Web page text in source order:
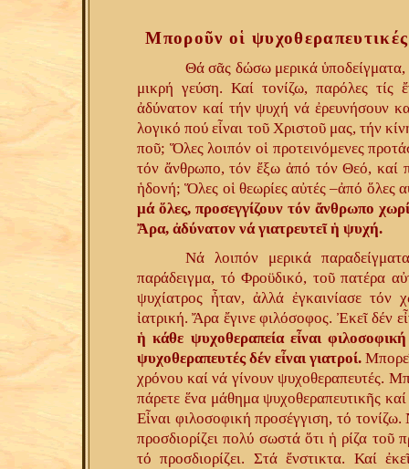
Μποροῦν οἱ
Θά σᾶς δώσω μερικά ὑποδείγματα,
μικρή γεύση. Καί τονίζω, παρόλες τίς
ἀδύνατον καί τήν ψυχή νά ἐρευνήσουν
λογικό πού εἶναι τοῦ Χριστοῦ μας, τήν
ποῦ; Ὅλες λοιπόν οἱ προτεινόμενες
τόν ἄνθρωπο, τόν ἔξω ἀπό τόν Θεό,
ἡδονή; Ὅλες οἱ θεωρίες αὐτές –ἀπό
μά ὅλες, προσεγγίζουν τόν ἄνθρωπο
Ἄρα, ἀδύνατον νά γιατρευτεῖ ἡ ψυχή.
Νά λοιπόν μερικά
παράδειγμα, τό Φροϋδικό, τοῦ πατέρα
ψυχίατρος ἦταν, ἀλλά ἐγκαινίασε τόν
ἰατρική. Ἄρα ἔγινε φιλόσοφος. Ἐκεῖ δέν
ἡ κάθε ψυχοθεραπεία εἶναι
ψυχοθεραπευτές δέν εἶναι γιατροί.
χρόνου καί νά γίνουν ψυχοθεραπευτές.
πάρετε ἕνα μάθημα ψυχοθεραπευτικῆς
Εἶναι φιλοσοφική προσέγγιση, τό
προσδιορίζει πολύ σωστά ὅτι ἡ ρίζα τοῦ
τό προσδιορίζει. Στά ἔνστικτα. Καί